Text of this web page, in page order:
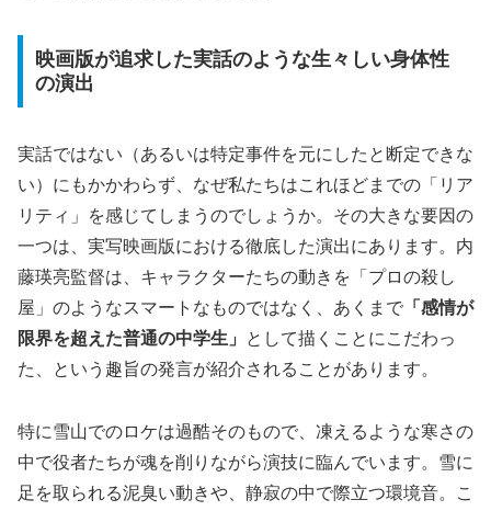
映画版が追求した実話のような生々しい身体性
の演出
実話ではない（あるいは特定事件を元にしたと断定できな
い）にもかかわらず、なぜ私たちはこれほどまでの「リア
リティ」を感じてしまうのでしょうか。その大きな要因の
一つは、実写映画版における徹底した演出にあります。内
藤瑛亮監督は、キャラクターたちの動きを「プロの殺し
屋」のようなスマートなものではなく、あくまで 「感情が
限界を超えた普通の中学生」
として描くことにこだわっ
た、という趣旨の発言が紹介されることがあります。
特に雪山でのロケは過酷そのもので、凍えるような寒さの
中で役者たちが魂を削りながら演技に臨んでいます。雪に
足を取られる泥臭い動きや、静寂の中で際立つ環境音。こ